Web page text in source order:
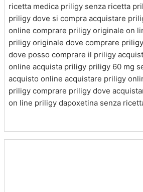
ricetta medica priligy senza ricetta
priligy dove si compra acquistare
online comprare priligy originale on
priligy originale dove comprare
dove posso comprare il priligy
online acquista priligy priligy 60 mg
acquisto online acquistare priligy
priligy comprare priligy dove
on line priligy dapoxetina senza